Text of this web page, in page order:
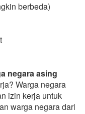
berbeda)
negara asing
Warga negara
izin kerja untuk
warga negara dari